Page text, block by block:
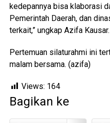
kedepannya bisa klaborasi
Pemerintah Daerah, dan
terkait,” ungkap Azifa Kausar.
Pertemuan silaturahmi ini
malam bersama. (azifa)
Views: 164
Bagikan ke